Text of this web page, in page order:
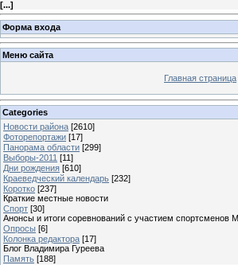
[...]
Форма входа
Меню сайта
Главная страница
Categories
Новости района [2610]
Фоторепортажи [17]
Панорама области [299]
Выборы-2011 [11]
Дни рождения [610]
Краеведческий календарь [232]
Коротко [237]
Краткие местные новости
Спорт [30]
Анонсы и итоги соревнований с участием спортсменов
Опросы [6]
Колонка редактора [17]
Блог Владимира Гуреева
Память [188]